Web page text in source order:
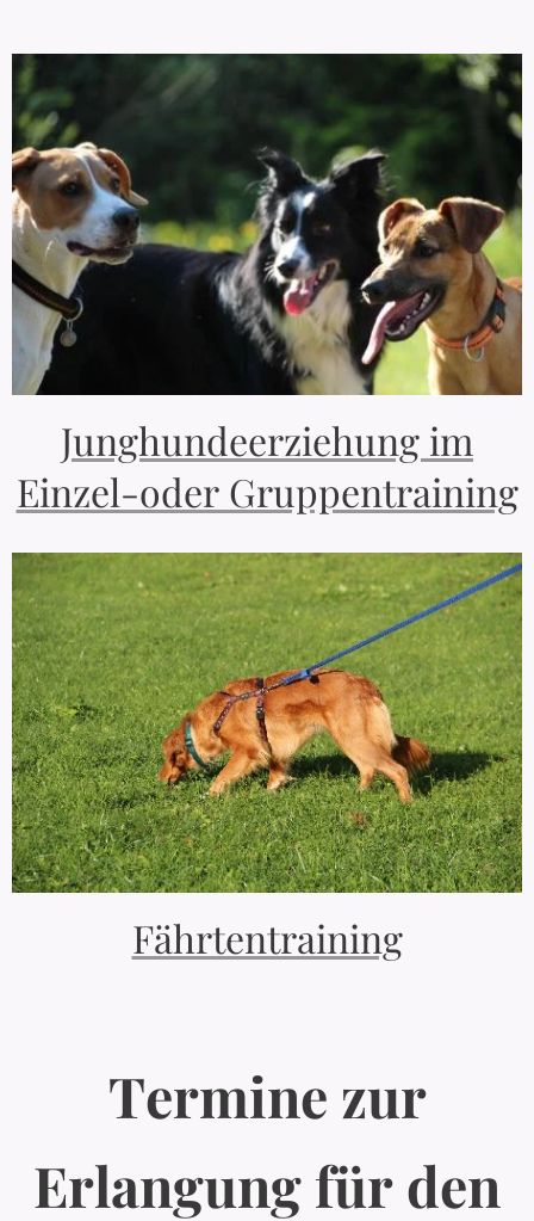
Junghundeerziehung im
Einzel-oder Gruppentraining
Fährtentraining
Termine zur
Erlangung für den